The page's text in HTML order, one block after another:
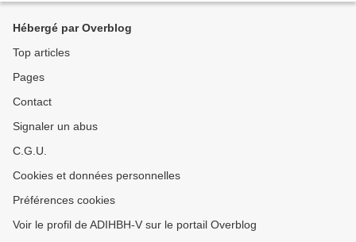
Hébergé par Overblog
Top articles
Pages
Contact
Signaler un abus
C.G.U.
Cookies et données personnelles
Préférences cookies
Voir le profil de ADIHBH-V sur le portail Overblog